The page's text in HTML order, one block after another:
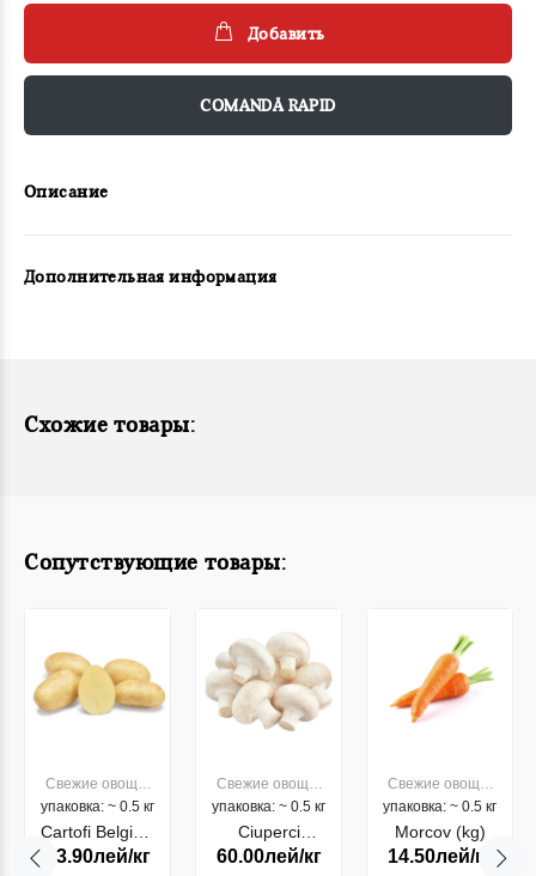
Добавить
COMANDĂ RAPID
Описание
Дополнительная информация
Схожие товары:
Сопутствующие товары:
Свежие овощи,
фрукты
упаковка: ~ 0.5 кг
Cartofi Belgieni
Lady Anna
23.90лей/кг
Свежие овощи,
фрукты
упаковка: ~ 0.5 кг
Ciuperci
Champinion
60.00лей/кг
Свежие овощи,
фрукты
упаковка: ~ 0.5 кг
Morcov (kg)
14.50лей/кг